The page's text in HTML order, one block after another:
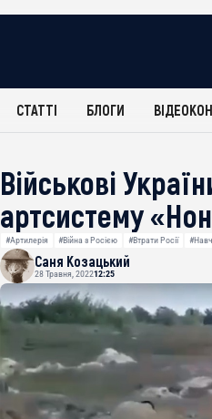
СТАТТІ БЛОГИ
Військові
артсистему
#Артилерія #Війна з Росією #Втрати Росії
Саня Козацький
28 Травня, 202212:25